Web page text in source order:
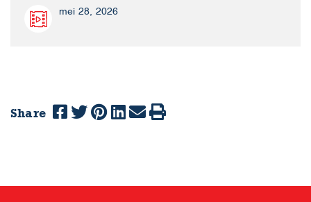
mei 28, 2026
Share